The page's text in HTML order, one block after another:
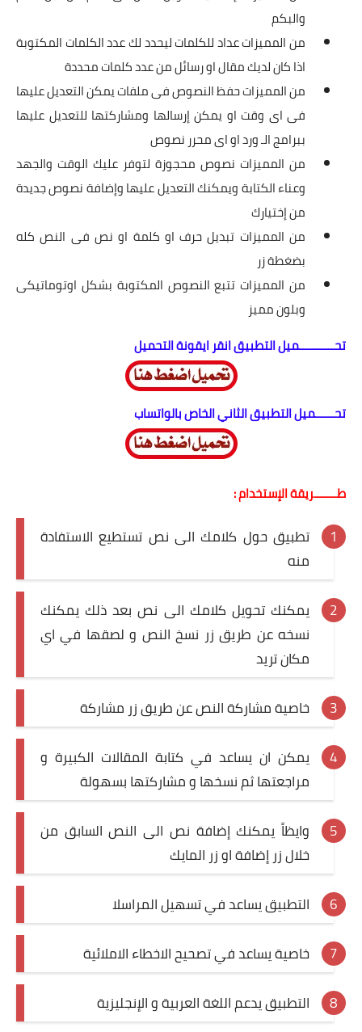
والبكم
من المميزات عداد للكلمات ليحدد لك عدد الكلمات المكتوبة
اذا كان لديك مقال او رسائل من عدد كلمات محددة
من المميزات حفظ النصوص فى ملفات يمكن التعديل عليها
فى اى وقت او يمكن إرسالها ومشاركتها للتعديل عليها
ببرامج الـ ورد او اى محرر نصوص
من المميزات نصوص محجوزة لتوفر عليك الوقت والجهد
وعناء الكتابة ويمكنك التعديل عليها وإضافة نصوص جديدة
من إختيارك
من المميزات تبديل حرف او كلمة او نص فى النص كله
بضغطة زر
من المميزات تتبع النصوص المكتوبة بشكل اوتوماتيكى
وبلون مميز
تحـــــــــــميل التطبيق انقر ايقونة التحميل
تحــــــميل التطبيق الثاني الخاص بالواتساب
طـــــــريقة الإستخدام :
تطبيق حول كلامك الى نص تستطيع الاستفادة
منه
يمكنك تحويل كلامك الى نص بعد ذلك يمكنك
نسخه عن طريق زر نسخ النص و لصقها في اي
مكان تريد
خاصية مشاركة النص عن طريق زر مشاركة
يمكن ان يساعد في كتابة المقالات الكبيرة و
مراجعتها ثم نسخها و مشاركتها بسهولة
وايظاً يمكنك إضافة نص الى النص السابق من
خلال زر إضافة او زر المايك
التطبيق يساعد في تسهيل المراسلا
خاصية يساعد في تصحيح الاخطاء الاملائية
التطبيق يدعم اللغة العربية و الإنجليزية